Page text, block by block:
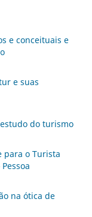
e conceituais e
e suas
do turismo
para o Turista
na ótica de